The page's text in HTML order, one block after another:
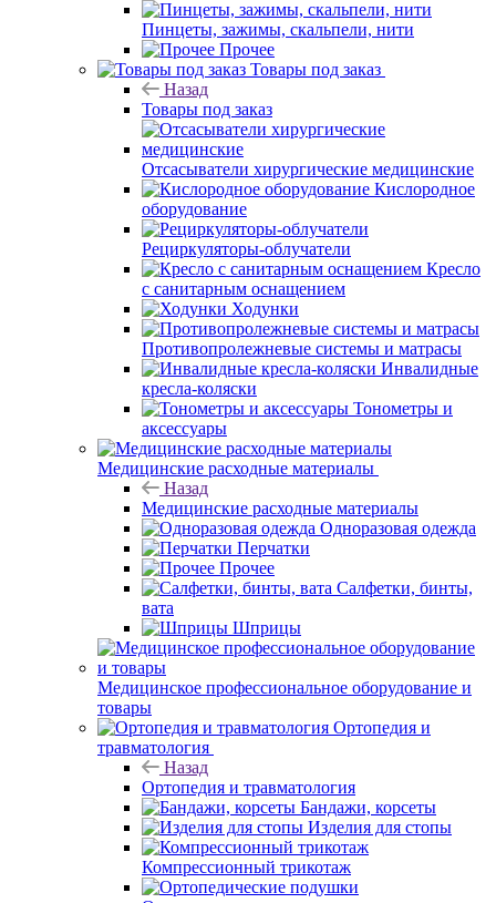
Пинцеты, зажимы, скальпели, нити
Прочее
Товары под заказ
Назад
Товары под заказ
Отсасыватели хирургические медицинские
Кислородное
оборудование
Рециркуляторы-облучатели
Кресло
с санитарным оснащением
Ходунки
Противопролежневые системы и матрасы
Инвалидные
кресла-коляски
Тонометры и
аксессуары
Медицинские расходные материалы
Назад
Медицинские расходные материалы
Одноразовая одежда
Перчатки
Прочее
Салфетки, бинты,
вата
Шприцы
Медицинское профессиональное оборудование и
товары
Ортопедия и
травматология
Назад
Ортопедия и травматология
Бандажи, корсеты
Изделия для стопы
Компрессионный трикотаж